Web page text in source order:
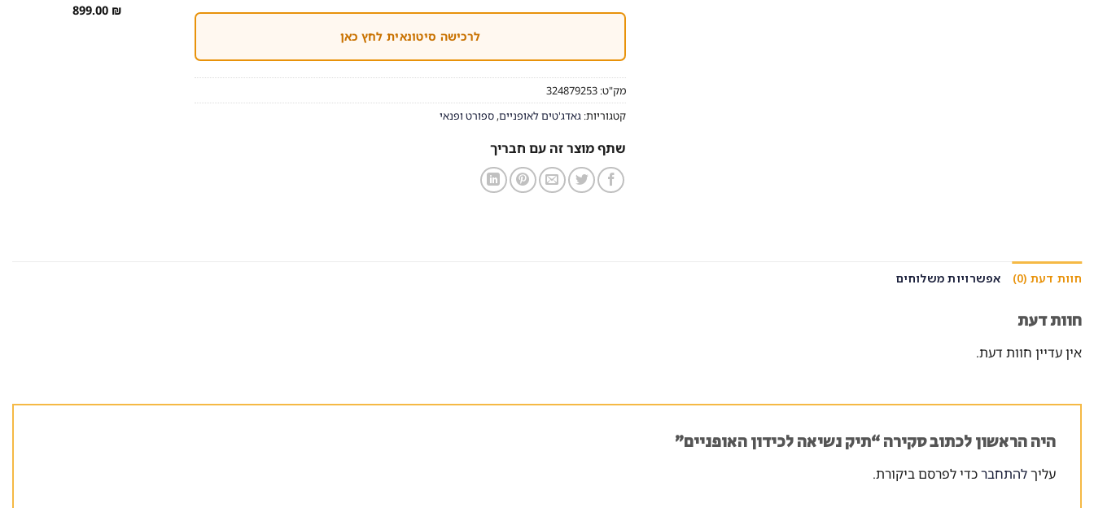
לרכישה סיטונאית לחץ כאן
מק"ט: 324879253
קטגוריות: גאדג'טים לאופניים, ספורט ופנאי
שתף מוצר זה עם חבריך
899.00 ₪
חוות דעת (0) אפשרויות משלוחים
חוות דעת
אין עדיין חוות דעת.
היה הראשון לכתוב סקירה “תיק נשיאה לכידון האופניים”
עליךלהתחברכדי לפרסם ביקורת.